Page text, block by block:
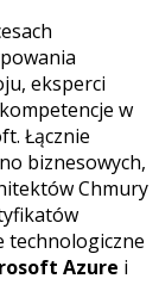
eksperci
w
Łącznie
biznesowych,
Chmury
technologiczne
Azure i